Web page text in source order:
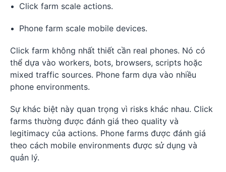
Click farm scale actions.
Phone farm scale mobile devices.
Click farm không nhất thiết cần real phones. Nó có
thể dựa vào workers, bots, browsers, scripts hoặc
mixed traffic sources. Phone farm dựa vào nhiều
phone environments.
Sự khác biệt này quan trọng vì risks khác nhau. Click
farms thường được đánh giá theo quality và
legitimacy của actions. Phone farms được đánh giá
theo cách mobile environments được sử dụng và
quản lý.